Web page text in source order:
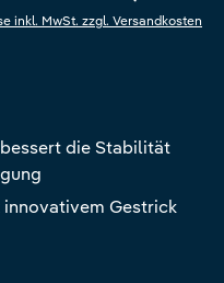
inkl. MwSt. zzgl. Versandkosten
5 von 5 Sternen
die Stabilität
Gestrick